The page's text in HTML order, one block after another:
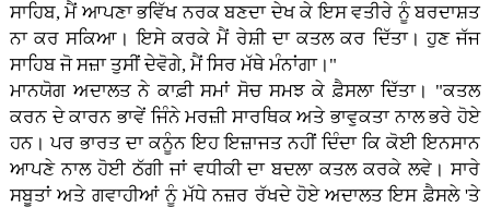
ਸਾਹਿਬ, ਮੈਂ ਆਪਣਾ ਭਵਿੱਖ ਨਰਕ ਬਣਦਾ ਦੇਖ ਕੇ ਇਸ ਵਤੀਰੇ ਨੂੰ ਬਰਦਾਸ਼ਤ
ਨਾ ਕਰ ਸਕਿਆ। ਇਸੇ ਕਰਕੇ ਮੈਂ ਰੇਸ਼ੀ ਦਾ ਕਤਲ ਕਰ ਦਿੱਤਾ। ਹੁਣ ਜੱਜ
ਸਾਹਿਬ ਜੋ ਸਜ਼ਾ ਤੁਸੀਂ ਦੇਵੋਗੇ, ਮੈਂ ਸਿਰ ਮੱਥੇ ਮੰਨਾਂਗਾ।"
ਮਾਨਯੋਗ ਅਦਾਲਤ ਨੇ ਕਾਫ਼ੀ ਸਮਾਂ ਸੋਚ ਸਮਝ ਕੇ ਫ਼ੈਸਲਾ ਦਿੱਤਾ। "ਕਤਲ
ਕਰਨ ਦੇ ਕਾਰਨ ਭਾਵੇਂ ਜਿੰਨੇ ਮਰਜ਼ੀ ਸਾਰਥਿਕ ਅਤੇ ਭਾਵੁਕਤਾ ਨਾਲ ਭਰੇ ਹੋਏ
ਹਨ। ਪਰ ਭਾਰਤ ਦਾ ਕਨੂੰਨ ਇਹ ਇਜ਼ਾਜਤ ਨਹੀਂ ਦਿੰਦਾ ਕਿ ਕੋਈ ਇਨਸਾਨ
ਆਪਣੇ ਨਾਲ ਹੋਈ ਠੱਗੀ ਜਾਂ ਵਧੀਕੀ ਦਾ ਬਦਲਾ ਕਤਲ ਕਰਕੇ ਲਵੇ। ਸਾਰੇ
ਸਬੂਤਾਂ ਅਤੇ ਗਵਾਹੀਆਂ ਨੂੰ ਮੱਧੇ ਨਜ਼ਰ ਰੱਖਦੇ ਹੋਏ ਅਦਾਲਤ ਇਸ ਫ਼ੈਸਲੇ 'ਤੇ